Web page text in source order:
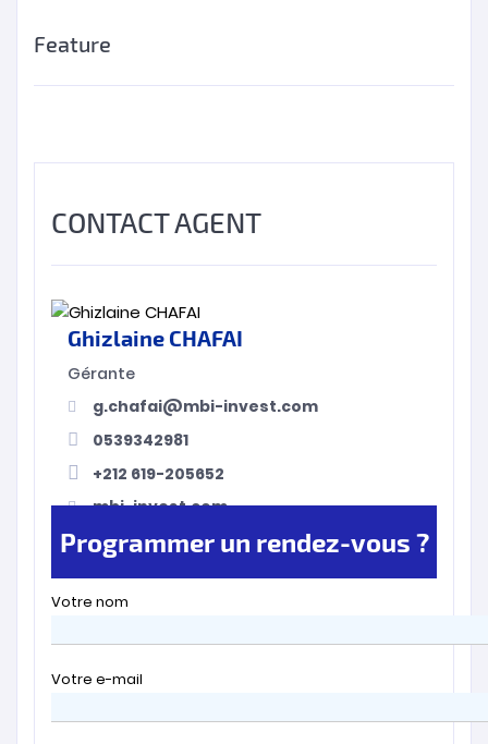
Feature
CONTACT AGENT
Ghizlaine CHAFAI
Gérante
g.chafai@mbi-invest.com
0539342981
+212 619-205652
mbi-invest.com
Programmer un rendez-vous ?
Votre nom
Votre e-mail